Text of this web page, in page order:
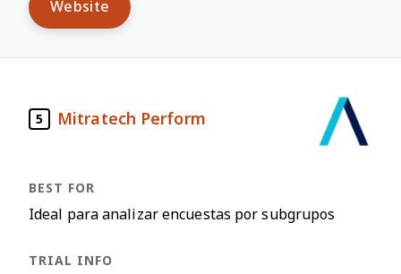
Website
5 Mitratech Perform
Ideal para analizar encuestas por subgrupos